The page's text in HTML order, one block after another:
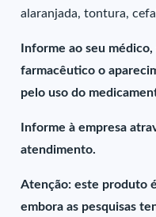
alaranjada, tontura,
Informe ao seu
farmacêutico o
pelo uso do
Informe à empresa
atendimento.
Atenção: este produto
embora as pesquisas